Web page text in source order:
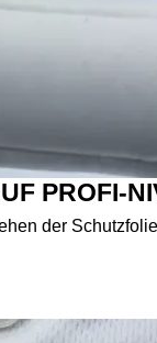
PROFI-
der